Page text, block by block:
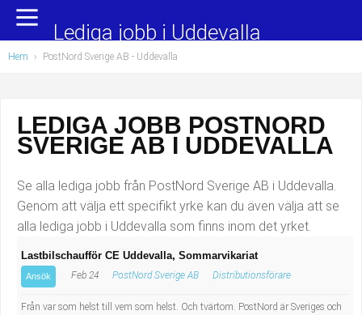
Yrkesområden
Administration, ekonomi, juridik
Chefer och verksamhetsledare
Data/IT
Försäljning, inköp, marknadsföring
Hantverksyrken
Hotell, restaurang, storhushåll
Populära jobb
Undersköterska, hemtjänst och äldreboende
Barnskötare
Lärare i förskola/Förskollärare
Lagerarbetare
Bussförare/Busschaufför
Elevassistent
Lediga jobb i Uddevalla
Hem › PostNord Sverige AB - Uddevalla
LEDIGA JOBB POSTNORD
SVERIGE AB I UDDEVALLA
Se alla lediga jobb från PostNord Sverige AB i Uddevalla.
Genom att välja ett specifikt yrke kan du även välja att se
alla lediga jobb i Uddevalla som finns inom det yrket.
Lastbilschaufför CE Uddevalla, Sommarvikariat
Ansök Feb 24 PostNord Sverige AB Distributionsförare
Från var som helst till vem som helst. Och tvärtom. PostNord är Sveriges och